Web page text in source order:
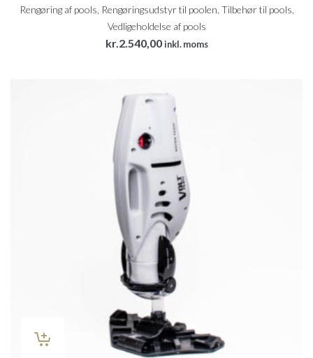
Rengøring af pools Rengøringsudstyr til poolen Tilbehør til pools
Vedligeholdelse af pools
kr.2.540,00 inkl. moms